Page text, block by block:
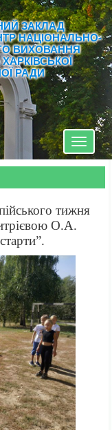
ЗАКЛАД
НАЦІОНАЛЬНО-
ВИХОВАННЯ
РАДИ
Toggle
тижня
О.А.